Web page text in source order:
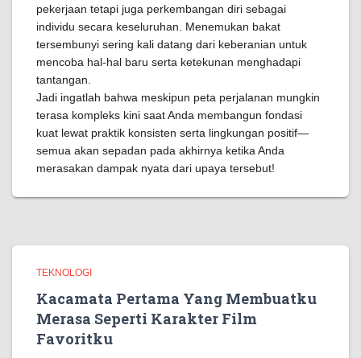
pekerjaan tetapi juga perkembangan diri sebagai
individu secara keseluruhan. Menemukan bakat
tersembunyi sering kali datang dari keberanian untuk
mencoba hal-hal baru serta ketekunan menghadapi
tantangan.
Jadi ingatlah bahwa meskipun peta perjalanan mungkin
terasa kompleks kini saat Anda membangun fondasi
kuat lewat praktik konsisten serta lingkungan positif—
semua akan sepadan pada akhirnya ketika Anda
merasakan dampak nyata dari upaya tersebut!
TEKNOLOGI
Kacamata Pertama Yang Membuatku
Merasa Seperti Karakter Film
Favoritku